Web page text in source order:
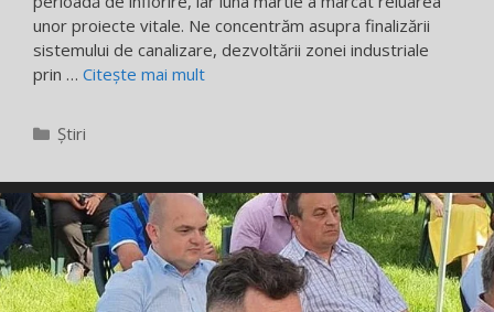
unor proiecte vitale. Ne concentrăm asupra finalizării
sistemului de canalizare, dezvoltării zonei industriale
prin … Citește mai mult
Categorii
Știri